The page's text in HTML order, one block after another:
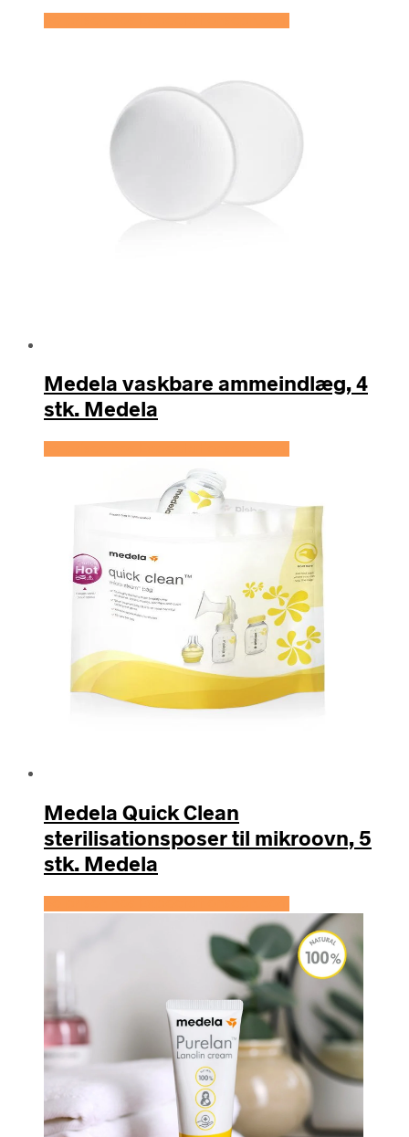
Medela vaskbare ammeindlæg, 4
stk. Medela
Medela Quick Clean
sterilisationsposer til mikroovn, 5
stk. Medela